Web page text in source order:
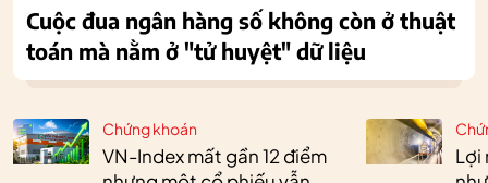
Chứng khoán
VN-Index mất gần 12 điểm
Lợi
Cuộc đua ngân hàng số không còn ở thuật
toán mà nằm ở "tử huyệt" dữ liệu